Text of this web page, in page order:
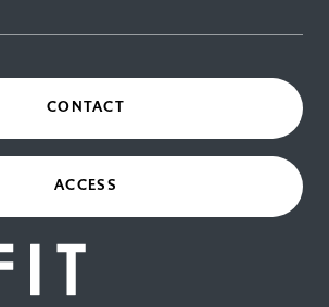
CONTACT
ACCESS